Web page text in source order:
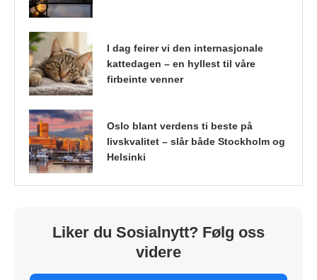
I dag feirer vi den internasjonale
kattedagen – en hyllest til våre
firbeinte venner
Oslo blant verdens ti beste på
livskvalitet – slår både Stockholm og
Helsinki
Liker du Sosialnytt? Følg oss
videre